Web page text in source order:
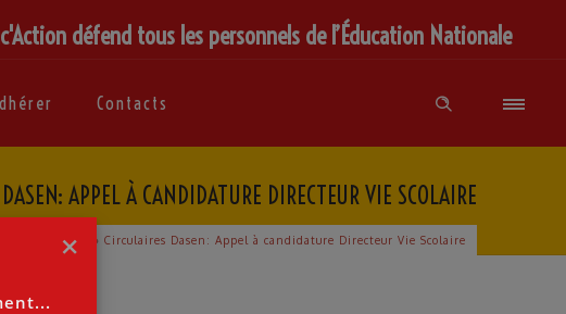
défend tous les personnels de l’Éducation Nationale
Contacts
APPEL À CANDIDATURE DIRECTEUR VIE SCOLAIRE
Accueil » Circulaires Dasen: Appel à candidature Directeur Vie Scolaire
×